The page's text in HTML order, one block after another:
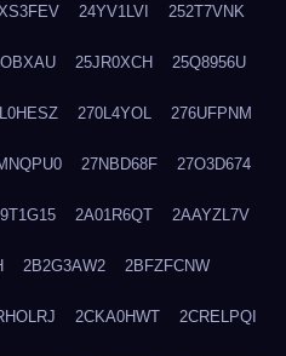
24YV1LVI 252T7VNK
25JR0XCH 25Q8956U
270L4YOL 276UFPNM
27NBD68F 27O3D674
2A01R6QT 2AAYZL7V
2B2G3AW2 2BFZFCNW
2CKA0HWT 2CRELPQI